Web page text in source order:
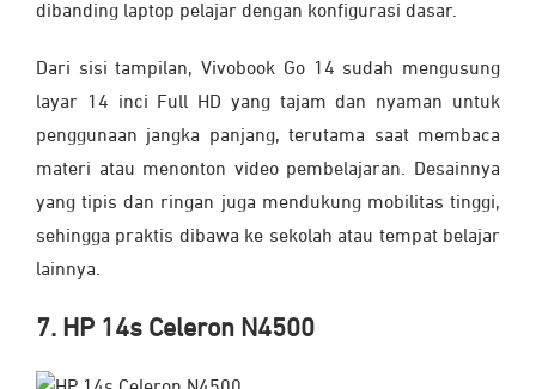
dibanding laptop pelajar dengan konfigurasi dasar.
Dari sisi tampilan, Vivobook Go 14 sudah mengusung
layar 14 inci Full HD yang tajam dan nyaman untuk
penggunaan jangka panjang, terutama saat membaca
materi atau menonton video pembelajaran. Desainnya
yang tipis dan ringan juga mendukung mobilitas tinggi,
sehingga praktis dibawa ke sekolah atau tempat belajar
lainnya.
7. HP 14s Celeron N4500